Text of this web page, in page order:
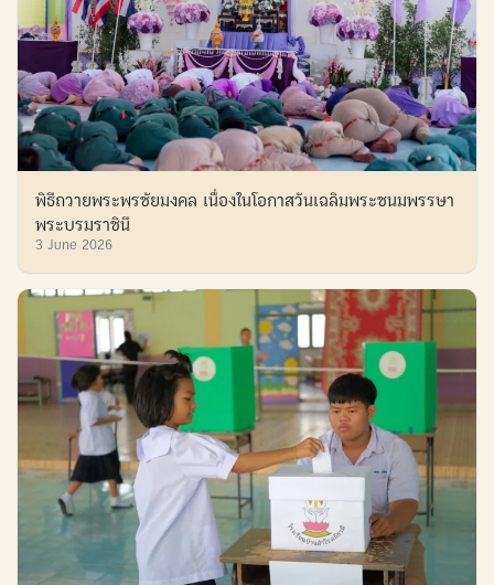
พิธีถวายพระพรชัยมงคล เนื่องในโอกาสวันเฉลิมพระชนมพรรษา
พระบรมราชินี
3 June 2026